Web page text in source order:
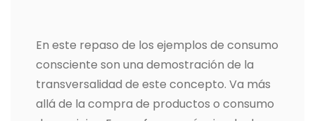
En este repaso de los ejemplos de consumo
consciente son una demostración de la
transversalidad de este concepto. Va más
allá de la compra de productos o consumo